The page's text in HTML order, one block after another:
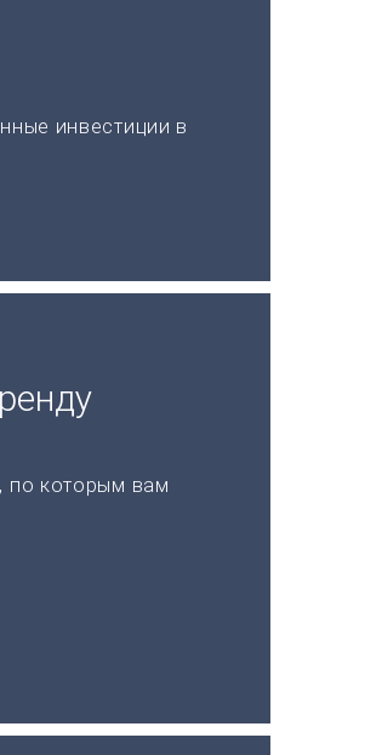
инвестиции в
по которым вам